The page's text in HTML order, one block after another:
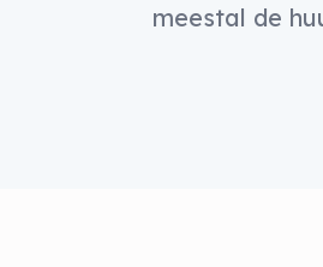
meestal de